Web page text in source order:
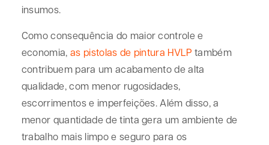
insumos.
Como consequência do maior controle e
economia,as pistolas de pintura HVLP também
contribuem para um acabamento de alta
qualidade, com menor rugosidades,
escorrimentos e imperfeições. Além disso, a
menor quantidade de tinta gera um ambiente de
trabalho mais limpo e seguro para os